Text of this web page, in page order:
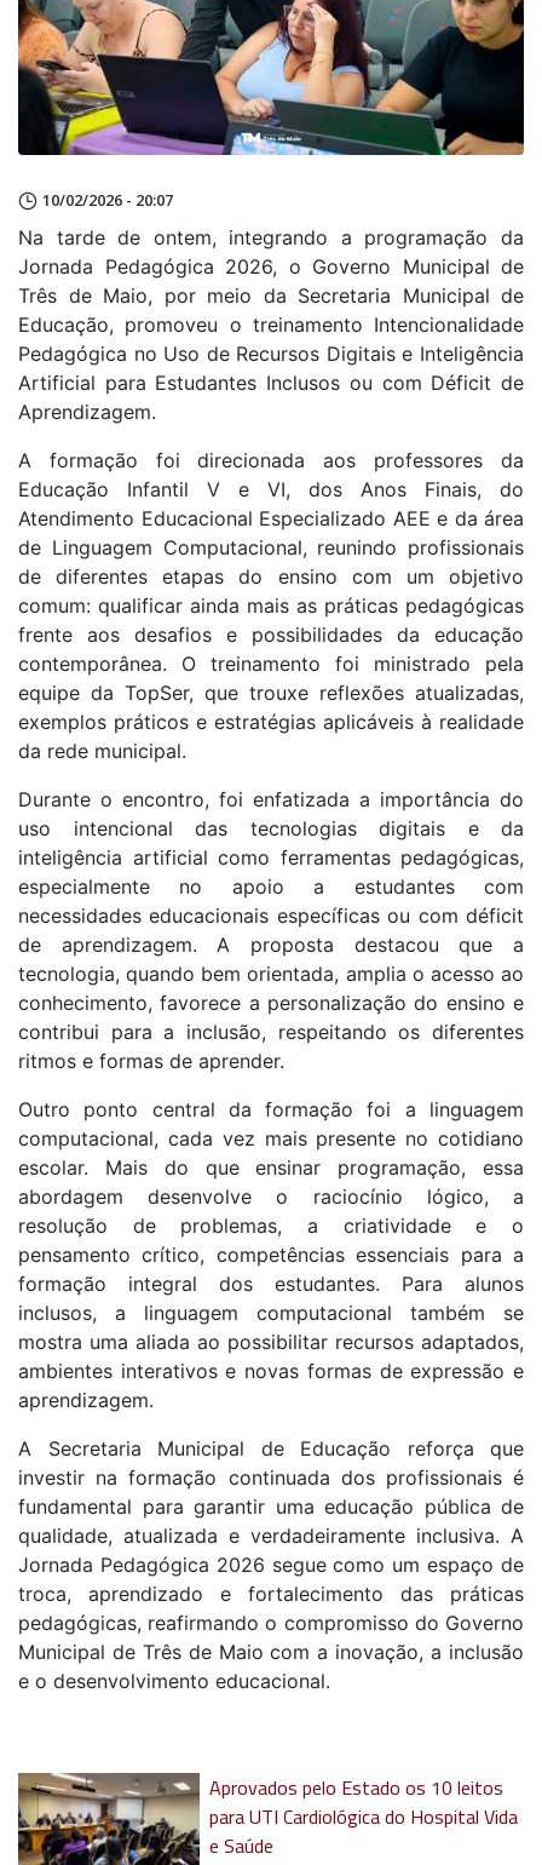
10/02/2026 - 20:07
Na tarde de ontem, integrando a programação da
Jornada Pedagógica 2026, o Governo Municipal de
Três de Maio, por meio da Secretaria Municipal de
Educação, promoveu o treinamento Intencionalidade
Pedagógica no Uso de Recursos Digitais e Inteligência
Artificial para Estudantes Inclusos ou com Déficit de
Aprendizagem.
A formação foi direcionada aos professores da
Educação Infantil V e VI, dos Anos Finais, do
Atendimento Educacional Especializado AEE e da área
de Linguagem Computacional, reunindo profissionais
de diferentes etapas do ensino com um objetivo
comum: qualificar ainda mais as práticas pedagógicas
frente aos desafios e possibilidades da educação
contemporânea. O treinamento foi ministrado pela
equipe da TopSer, que trouxe reflexões atualizadas,
exemplos práticos e estratégias aplicáveis à realidade
da rede municipal.
Durante o encontro, foi enfatizada a importância do
uso intencional das tecnologias digitais e da
inteligência artificial como ferramentas pedagógicas,
especialmente no apoio a estudantes com
necessidades educacionais específicas ou com déficit
de aprendizagem. A proposta destacou que a
tecnologia, quando bem orientada, amplia o acesso ao
conhecimento, favorece a personalização do ensino e
contribui para a inclusão, respeitando os diferentes
ritmos e formas de aprender.
Outro ponto central da formação foi a linguagem
computacional, cada vez mais presente no cotidiano
escolar. Mais do que ensinar programação, essa
abordagem desenvolve o raciocínio lógico, a
resolução de problemas, a criatividade e o
pensamento crítico, competências essenciais para a
formação integral dos estudantes. Para alunos
inclusos, a linguagem computacional também se
mostra uma aliada ao possibilitar recursos adaptados,
ambientes interativos e novas formas de expressão e
aprendizagem.
A Secretaria Municipal de Educação reforça que
investir na formação continuada dos profissionais é
fundamental para garantir uma educação pública de
qualidade, atualizada e verdadeiramente inclusiva. A
Jornada Pedagógica 2026 segue como um espaço de
troca, aprendizado e fortalecimento das práticas
pedagógicas, reafirmando o compromisso do Governo
Municipal de Três de Maio com a inovação, a inclusão
e o desenvolvimento educacional.
Aprovados pelo Estado os 10 leitos
para UTI Cardiológica do Hospital Vida
e Saúde